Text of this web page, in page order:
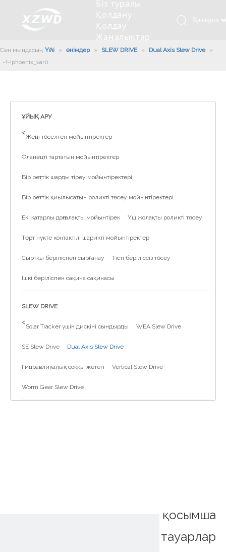
Кесетін төсеу
Біз туралы
Компания туралы мәлімет
Қолдану
Инженерлік машиналар
Қолдау
Мойынтіректерді орнату
Жаңалықтар
Ұзындығы сақина
Бізбен
Қазақша
Türk dili
Сен мындасың: Үйі » өнімдер » SLEW DRIVE » Dual Axis Slew Drive
»
~!phoenix_var0!~
ҰЙЫҚ АРУ
>
Жеңіл төселген мойынтіректер
Фланецті тартатын мойынтіректер
Бір реттік шарды тіреу мойынтіректері
Бір реттік қиылысатын роликті төсеу мойынтіректері
Екі қатарлы доңғалақты мойынтірек Үш жолақты роликті төсеу
Төрт нүкте контактілі шарикті мойынтіректер
Сыртқы беріліспен сырғанау Тісті беріліссіз төсеу
Ішкі беріліспен сақина сақинасы
SLEW DRIVE
>
Solar Tracker үшін дискіні сындырды WEA Slew Drive
SE Slew Drive Dual Axis Slew Drive
Гидравликалық соққы жетегі Vertical Slew Drive
Worm Gear Slew Drive
қосымша
тауарлар